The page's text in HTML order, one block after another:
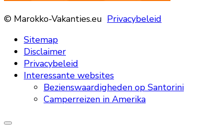
© Marokko-Vakanties.eu Privacybeleid
Sitemap
Disclaimer
Privacybeleid
Interessante websites
Bezienswaardigheden op Santorini
Camperreizen in Amerika